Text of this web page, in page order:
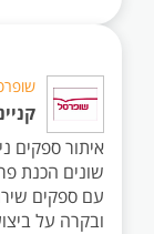
איתור ספקים
שונים הכנת
עם ספקים
ובקרה על